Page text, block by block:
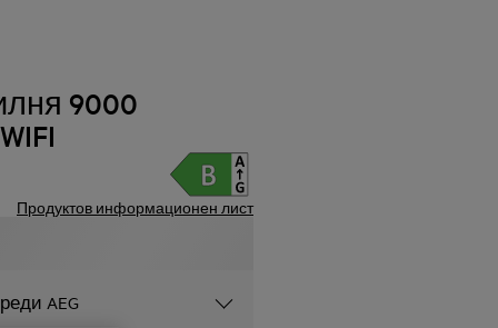
9000
Продуктов информационен лист
AEG